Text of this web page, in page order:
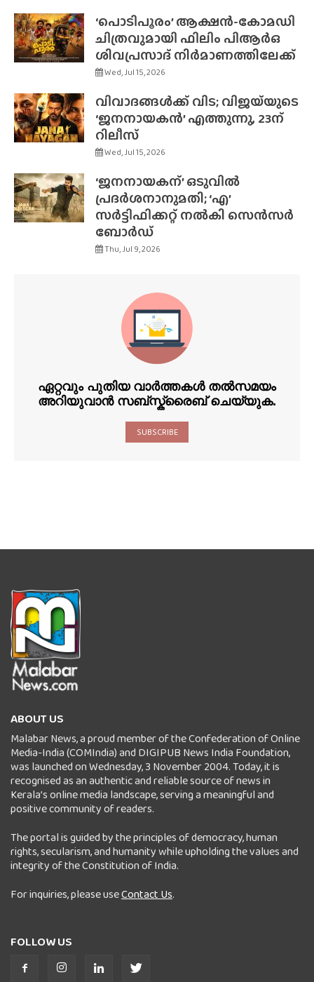
‘പൊടിപൂരം’ ആക്ഷൻ-കോമഡി
ചിത്രവുമായി ഫിലിം പിആർഒ
ശിവപ്രസാദ് നിർമാണത്തിലേക്ക്
Wed, Jul 15, 2026
വിവാദങ്ങൾക്ക് വിട; വിജയ്‌യുടെ
‘ജനനായകൻ’ എത്തുന്നു, 23ന്
റിലീസ്
Wed, Jul 15, 2026
‘ജനനായകന്’ ഒടുവിൽ
പ്രദർശനാനുമതി; ‘എ’
സർട്ടിഫിക്കറ്റ് നൽകി സെൻസർ
ബോർഡ്
Thu, Jul 9, 2026
ഏറ്റവും പുതിയ വാർത്തകൾ തൽസമയം
അറിയുവാൻ സബ്സ്ക്രൈബ് ചെയ്യുക.
SUBSCRIBE
ABOUT US
Malabar News, a proud member of the Confederation of Online
Media-India (COMIndia) and DIGIPUB News India Foundation,
was launched on Wednesday, 3 November 2004. Today, it is
recognised as an authentic and reliable source of news in
Kerala’s online media landscape, serving a meaningful and
positive community of readers.
The portal is guided by the principles of democracy, human
rights, secularism, and humanity while upholding the values and
integrity of the Constitution of India.
For inquiries, please useContact Us.
FOLLOW US